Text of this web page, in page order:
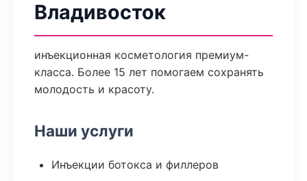
Владивосток
инъекционная косметология премиум-
класса. Более 15 лет помогаем сохранять
молодость и красоту.
Наши услуги
Инъекции ботокса и филлеров